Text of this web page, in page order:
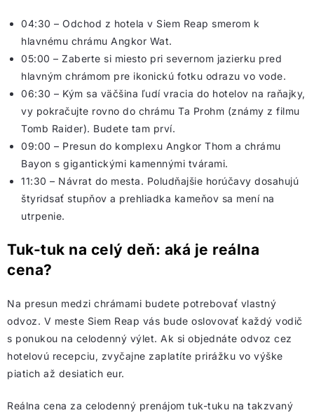
04:30 – Odchod z hotela v Siem Reap smerom k
hlavnému chrámu Angkor Wat.
05:00 – Zaberte si miesto pri severnom jazierku pred
hlavným chrámom pre ikonickú fotku odrazu vo vode.
06:30 – Kým sa väčšina ľudí vracia do hotelov na raňajky,
vy pokračujte rovno do chrámu Ta Prohm (známy z filmu
Tomb Raider). Budete tam prví.
09:00 – Presun do komplexu Angkor Thom a chrámu
Bayon s gigantickými kamennými tvárami.
11:30 – Návrat do mesta. Poludňajšie horúčavy dosahujú
štyridsať stupňov a prehliadka kameňov sa mení na
utrpenie.
Tuk-tuk na celý deň: aká je reálna
cena?
Na presun medzi chrámami budete potrebovať vlastný
odvoz. V meste Siem Reap vás bude oslovovať každý vodič
s ponukou na celodenný výlet. Ak si objednáte odvoz cez
hotelovú recepciu, zvyčajne zaplatíte prirážku vo výške
piatich až desiatich eur.
Reálna cena za celodenný prenájom tuk-tuku na takzvaný